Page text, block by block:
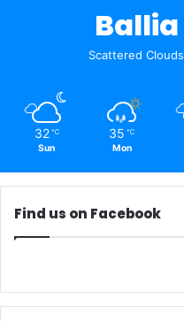
Ballia
Scattered Clouds
32 ℃
Sun
35 ℃
Mon
Find us on Facebook